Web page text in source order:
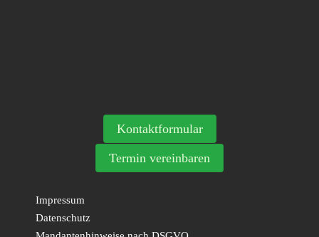
Kontaktformular
Termin vereinbaren
Impressum
Datenschutz